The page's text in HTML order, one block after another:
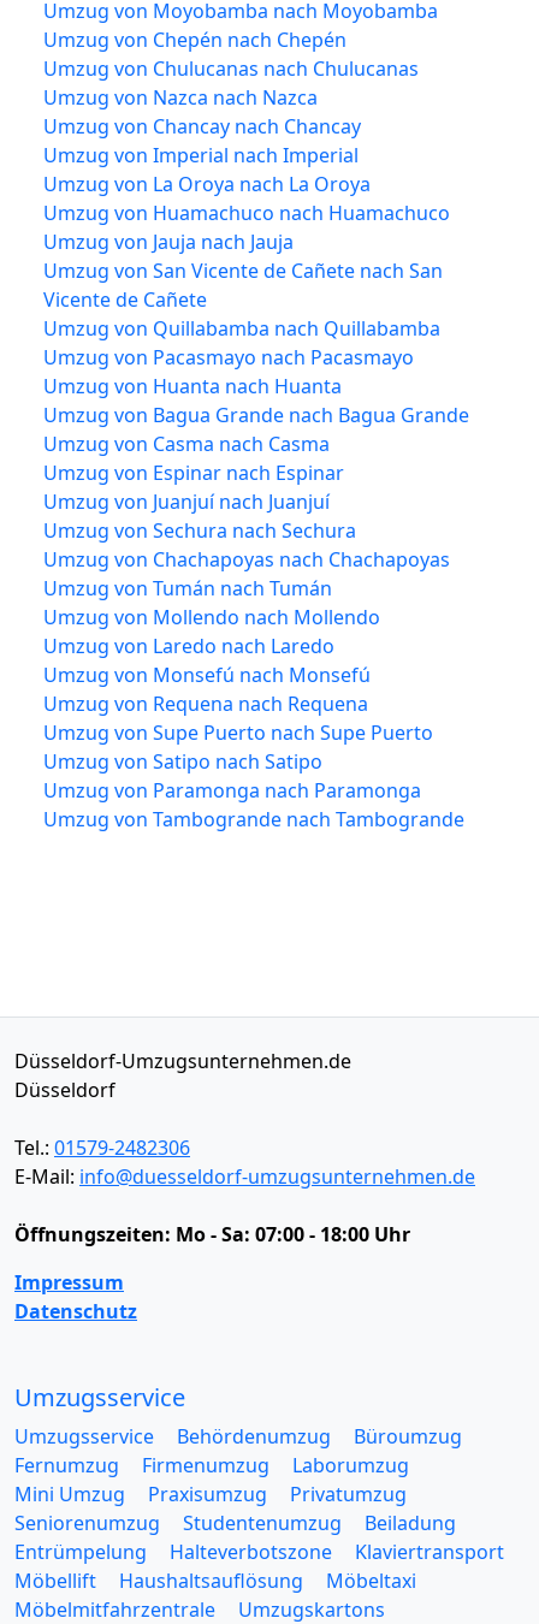
Umzug von Moyobamba nach Moyobamba
Umzug von Chepén nach Chepén
Umzug von Chulucanas nach Chulucanas
Umzug von Nazca nach Nazca
Umzug von Chancay nach Chancay
Umzug von Imperial nach Imperial
Umzug von La Oroya nach La Oroya
Umzug von Huamachuco nach Huamachuco
Umzug von Jauja nach Jauja
Umzug von San Vicente de Cañete nach San
Vicente de Cañete
Umzug von Quillabamba nach Quillabamba
Umzug von Pacasmayo nach Pacasmayo
Umzug von Huanta nach Huanta
Umzug von Bagua Grande nach Bagua Grande
Umzug von Casma nach Casma
Umzug von Espinar nach Espinar
Umzug von Juanjuí nach Juanjuí
Umzug von Sechura nach Sechura
Umzug von Chachapoyas nach Chachapoyas
Umzug von Tumán nach Tumán
Umzug von Mollendo nach Mollendo
Umzug von Laredo nach Laredo
Umzug von Monsefú nach Monsefú
Umzug von Requena nach Requena
Umzug von Supe Puerto nach Supe Puerto
Umzug von Satipo nach Satipo
Umzug von Paramonga nach Paramonga
Umzug von Tambogrande nach Tambogrande
Düsseldorf-Umzugsunternehmen.de
Düsseldorf
Tel.: 01579-2482306
E-Mail: info@duesseldorf-umzugsunternehmen.de
Öffnungszeiten: Mo - Sa: 07:00 - 18:00 Uhr
Impressum
Datenschutz
Umzugsservice
Umzugsservice Behördenumzug
Büroumzug
Fernumzug
Firmenumzug
Laborumzug
Mini Umzug
Praxisumzug
Privatumzug
Seniorenumzug
Studentenumzug
Beiladung
Entrümpelung
Halteverbotszone
Klaviertransport
Möbellift
Haushaltsauflösung
Möbeltaxi
Möbelmitfahrzentrale
Umzugskartons